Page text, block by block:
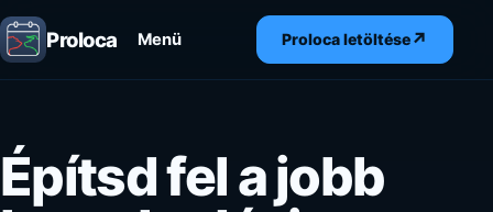
Proloca Menü Proloca letöltése↗
Építsd fel a jobb